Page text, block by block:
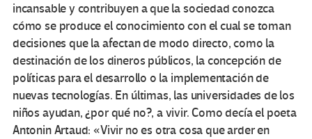
incansable y contribuyen a que la sociedad conozca
cómo se produce el conocimiento con el cual se toman
decisiones que la afectan de modo directo, como la
destinación de los dineros públicos, la concepción de
políticas para el desarrollo o la implementación de
nuevas tecnologías. En últimas, las universidades de los
niños ayudan, ¿por qué no?, a vivir. Como decía el poeta
Antonin Artaud: «Vivir no es otra cosa que arder en